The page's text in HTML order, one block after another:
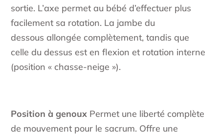
sortie. L’axe permet au bébé d’effectuer plus
facilement sa rotation. La jambe du
dessous allongée complètement, tandis que
celle du dessus est en flexion et rotation interne
(position « chasse-neige »).
Position à genoux Permet une liberté complète
de mouvement pour le sacrum. Offre une